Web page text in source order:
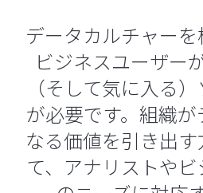
データカルチャーを
ビジネスユーザー
（そして気に入る
が必要です。組織
なる価値を引き出
て、アナリストや